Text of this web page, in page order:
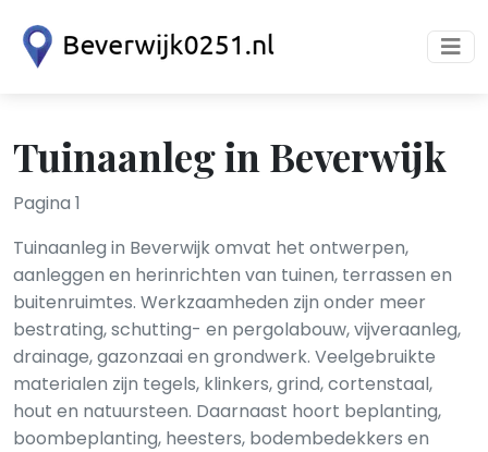
Tuinaanleg in Beverwijk
Pagina 1
Tuinaanleg in Beverwijk omvat het ontwerpen,
aanleggen en herinrichten van tuinen, terrassen en
buitenruimtes. Werkzaamheden zijn onder meer
bestrating, schutting- en pergolabouw, vijveraanleg,
drainage, gazonzaai en grondwerk. Veelgebruikte
materialen zijn tegels, klinkers, grind, cortenstaal,
hout en natuursteen. Daarnaast hoort beplanting,
boombeplanting, heesters, bodembedekkers en